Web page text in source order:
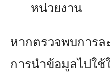
หน่วยงาน
หากตรวจพบการ
การนำข้อมูลไปใช้